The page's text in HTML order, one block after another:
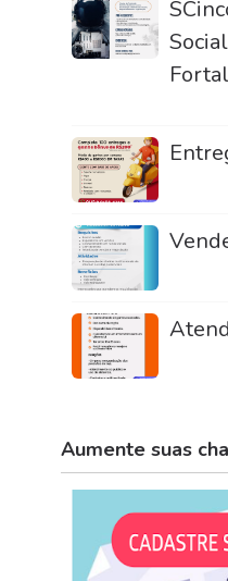
Aumente suas